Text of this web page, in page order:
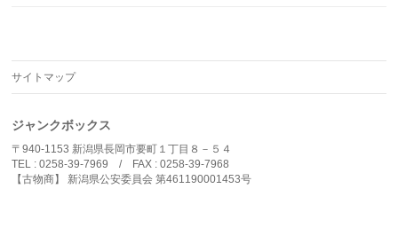
サイトマップ
ジャンクボックス
〒940-1153 新潟県長岡市要町１丁目８－５４
TEL : 0258-39-7969 / FAX : 0258-39-7968
【古物商】 新潟県公安委員会 第461190001453号